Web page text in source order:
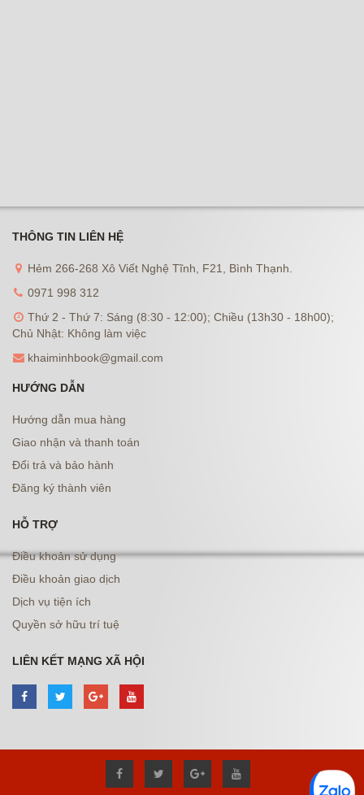
THÔNG TIN LIÊN HỆ
Hẻm 266-268 Xô Viết Nghệ Tĩnh, F21, Bình Thạnh.
0971 998 312
Thứ 2 - Thứ 7: Sáng (8:30 - 12:00); Chiều (13h30 - 18h00);
Chủ Nhật: Không làm việc
khaiminhbook@gmail.com
HƯỚNG DẪN
Hướng dẫn mua hàng
Giao nhận và thanh toán
Đổi trả và bảo hành
Đăng ký thành viên
HỖ TRỢ
Điều khoản sử dụng
Điều khoản giao dịch
Dịch vụ tiện ích
Quyền sở hữu trí tuệ
LIÊN KẾT MẠNG XÃ HỘI